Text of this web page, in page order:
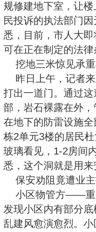
规修建地下室，让
民投诉的执法部门
悉，目前，市人大
可在正在制定的法
挖地三米惊见承
昨日上午，记者
打出一道门。通过
部，岩石裸露在外
在地下的防雷设施
栋2单元3楼的居民
玻璃看见，1-2房间
悉，这个洞就是用
保安劝阻竟遭业
小区物管方——重
发现小区内有部分
乱建风愈演愈烈。